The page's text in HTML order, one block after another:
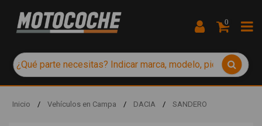
0
Inicio / Vehículos en Campa / DACIA / SANDERO